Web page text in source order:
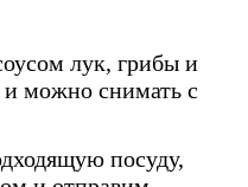
лук, грибы и
можно снимать с
посуду,